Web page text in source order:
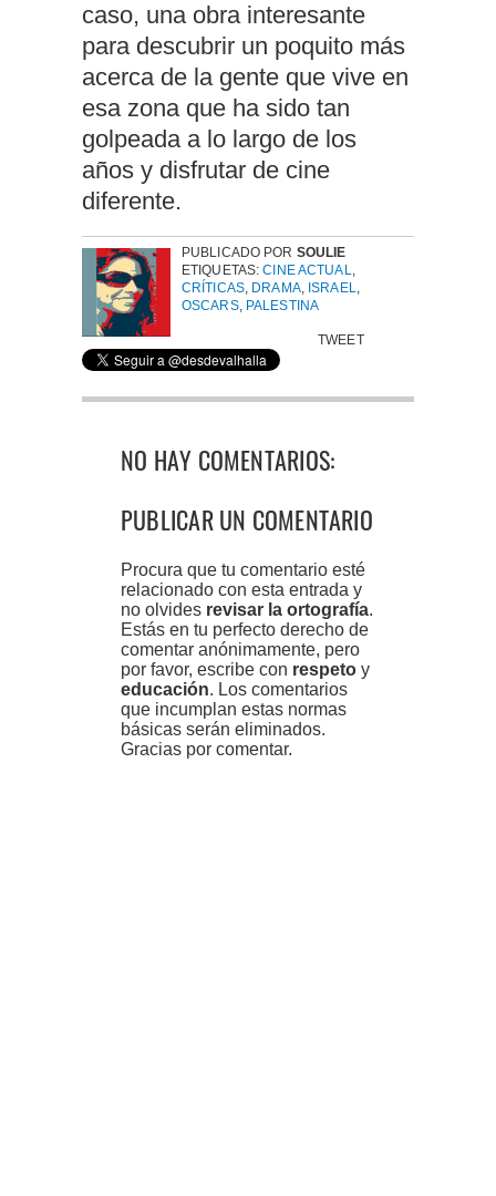
caso, una obra interesante
para descubrir un poquito más
acerca de la gente que vive en
esa zona que ha sido tan
golpeada a lo largo de los
años y disfrutar de cine
diferente.
PUBLICADO POR SOULIE
ETIQUETAS:CINE ACTUAL
CRÍTICAS, DRAMA, ISRAEL
OSCARS, PALESTINA
TWEET
NO HAY COMENTARIOS:
PUBLICAR UN COMENTARIO
Procura que tu comentario esté
relacionado con esta entrada y
no olvides revisar la ortografía.
Estás en tu perfecto derecho de
comentar anónimamente, pero
por favor, escribe con respeto y
educación. Los comentarios
que incumplan estas normas
básicas serán eliminados.
Gracias por comentar.